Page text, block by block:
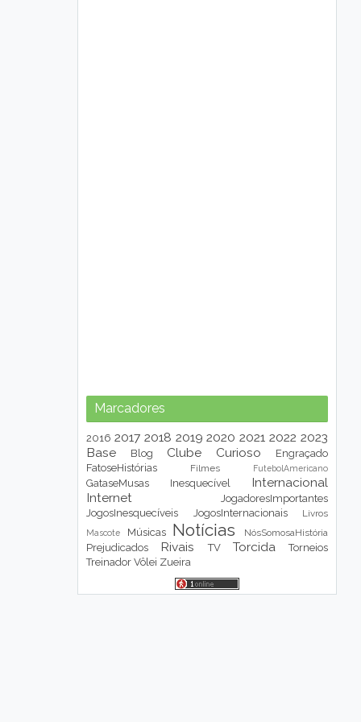
Marcadores
2016 2017 2018 2019 2020 2021 2022 2023
Base
Blog Clube Curioso
Engraçado
FatoseHistórias
Filmes FutebolAmericano
GataseMusas Inesquecível
Internacional
Internet
JogadoresImportantes
JogosInesquecíveis
JogosInternacionais Livros
Mascote Músicas Notícias NósSomosaHistória
Prejudicados Rivais TV Torcida
Torneios
Treinador Vôlei Zueira